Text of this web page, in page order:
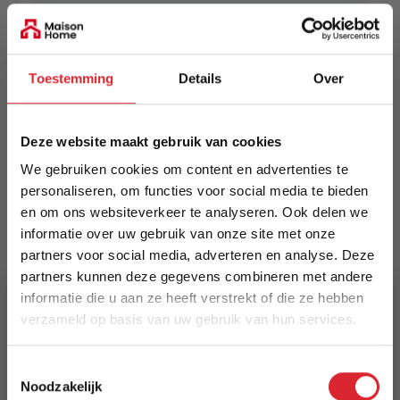
Toestemming Details Over
Deze website maakt gebruik van cookies
We gebruiken cookies om content en advertenties te
personaliseren, om functies voor social media te bieden
en om ons websiteverkeer te analyseren. Ook delen we
informatie over uw gebruik van onze site met onze
partners voor social media, adverteren en analyse. Deze
partners kunnen deze gegevens combineren met andere
informatie die u aan ze heeft verstrekt of die ze hebben
verzameld op basis van uw gebruik van hun services.
Noodzakelijk
EAN
5414452921755
Prijs
€ 319,00
Levertijd
Informeer naar de actuele levertijd
Kleur
7656
Maat
160 x 230 cm
Lengte